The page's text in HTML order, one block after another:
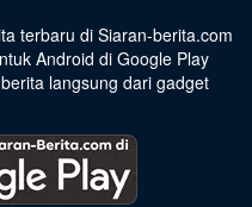
terbaru di Siaran-berita.com
Android di Google Play
langsung dari gadget